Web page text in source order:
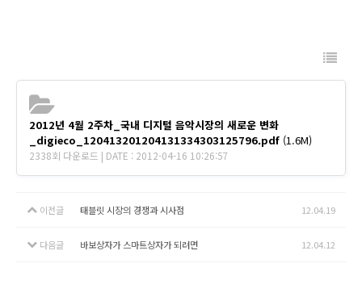
2012년 4월 2주차_국내 디지털 음악시장의 새로운 변화
_digieco_120413201204131334303125796.pdf (1.6M)
2338회 다운로드 | DATE : 2012-04-16 10:26:57
이전글 태블릿 시장의 경쟁과 시사점 12.04.19
다음글 바보상자가 스마트상자가 되려면 12.04.12